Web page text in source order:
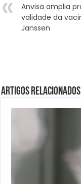
Anvisa amplia
validade da
Janssen
Artigos Relacionados